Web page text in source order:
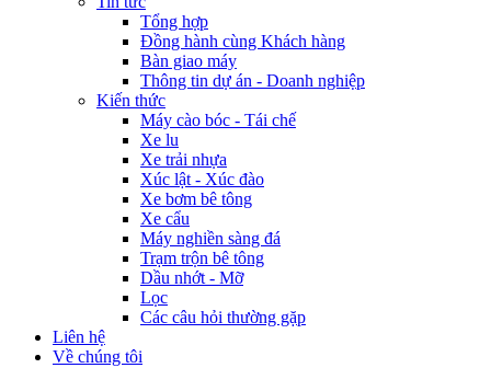
Tổng hợp
Đồng hành cùng Khách hàng
Bàn giao máy
Thông tin dự án - Doanh nghiệp
Kiến thức
Máy cào bóc - Tái chế
Xe lu
Xe trải nhựa
Xúc lật - Xúc đào
Xe bơm bê tông
Xe cẩu
Máy nghiền sàng đá
Trạm trộn bê tông
Dầu nhớt - Mỡ
Lọc
Các câu hỏi thường gặp
Liên hệ
Về chúng tôi